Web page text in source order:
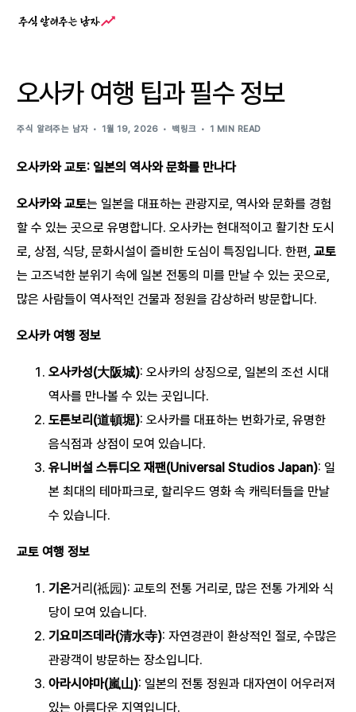
오사카 여행 팁과 필수 정보
주식 알려주는 남자 1월 19, 2026 백링크 1 MIN READ
오사카와 교토: 일본의 역사와 문화를 만나다
오사카와 교토는 일본을 대표하는 관광지로, 역사와 문화를 경험
할 수 있는 곳으로 유명합니다. 오사카는 현대적이고 활기찬 도시
로, 상점, 식당, 문화시설이 즐비한 도심이 특징입니다. 한편,교토
는 고즈넉한 분위기 속에 일본 전통의 미를 만날 수 있는 곳으로,
많은 사람들이 역사적인 건물과 정원을 감상하러 방문합니다.
오사카 여행 정보
오사카성(大阪城): 오사카의 상징으로, 일본의 조선 시대
역사를 만나볼 수 있는 곳입니다.
도톤보리(道頓堀): 오사카를 대표하는 번화가로, 유명한
음식점과 상점이 모여 있습니다.
유니버설 스튜디오 재팬(Universal Studios Japan): 일
본 최대의 테마파크로, 할리우드 영화 속 캐릭터들을 만날
수 있습니다.
교토 여행 정보
기온거리(祗园): 교토의 전통 거리로, 많은 전통 가게와 식
당이 모여 있습니다.
기요미즈데라(清水寺): 자연경관이 환상적인 절로, 수많은
관광객이 방문하는 장소입니다.
아라시야마(嵐山): 일본의 전통 정원과 대자연이 어우러져
있는 아름다운 지역입니다.